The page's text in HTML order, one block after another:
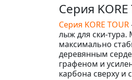
Серия KORE
Серия KORE TOUR
лыж для ски-тура.
максимально
деревянным
графеном и
карбона сверху и